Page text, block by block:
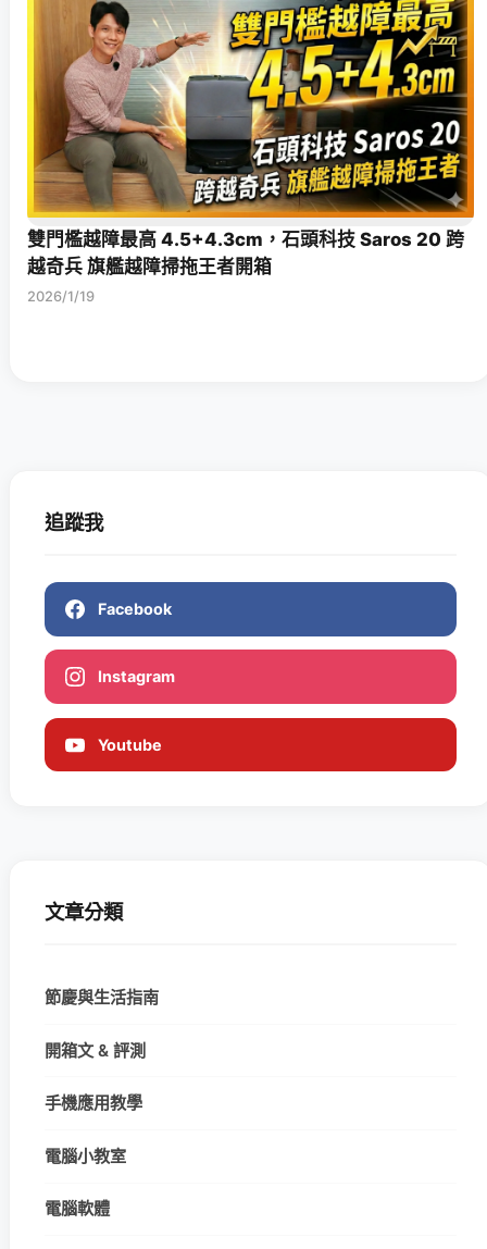
雙門檻越障最高 4.5+4.3cm，石頭科技 Saros 20 跨
越奇兵 旗艦越障掃拖王者開箱
2026/1/19
追蹤我
Facebook
Instagram
Youtube
文章分類
節慶與生活指南
開箱文 & 評測
手機應用教學
電腦小教室
電腦軟體